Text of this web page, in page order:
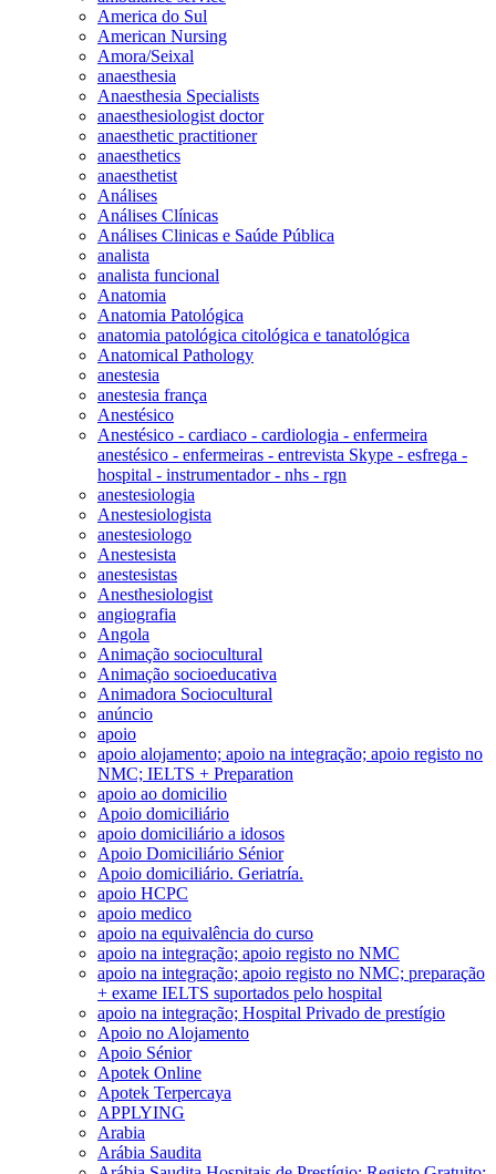
America do Sul
American Nursing
Amora/Seixal
anaesthesia
Anaesthesia Specialists
anaesthesiologist doctor
anaesthetic practitioner
anaesthetics
anaesthetist
Análises
Análises Clínicas
Análises Clinicas e Saúde Pública
analista
analista funcional
Anatomia
Anatomia Patológica
anatomia patológica citológica e tanatológica
Anatomical Pathology
anestesia
anestesia frança
Anestésico
Anestésico - cardiaco - cardiologia - enfermeira
anestésico - enfermeiras - entrevista Skype - esfrega -
hospital - instrumentador - nhs - rgn
anestesiologia
Anestesiologista
anestesiologo
Anestesista
anestesistas
Anesthesiologist
angiografia
Angola
Animação sociocultural
Animação socioeducativa
Animadora Sociocultural
anúncio
apoio
apoio alojamento; apoio na integração; apoio registo no
NMC; IELTS + Preparation
apoio ao domicilio
Apoio domiciliário
apoio domiciliário a idosos
Apoio Domiciliário Sénior
Apoio domiciliário. Geriatría.
apoio HCPC
apoio medico
apoio na equivalência do curso
apoio na integração; apoio registo no NMC
apoio na integração; apoio registo no NMC; preparação
+ exame IELTS suportados pelo hospital
apoio na integração; Hospital Privado de prestígio
Apoio no Alojamento
Apoio Sénior
Apotek Online
Apotek Terpercaya
APPLYING
Arabia
Arábia Saudita